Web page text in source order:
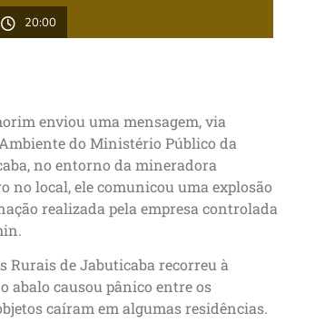
20:00
enviou uma mensagem, via
do Ministério Público da
no entorno da mineradora
no local, ele comunicou uma explosão
realizada pela empresa controlada
Rurais de Jabuticaba recorreu à
abalo causou pânico entre os
caíram em algumas residências.